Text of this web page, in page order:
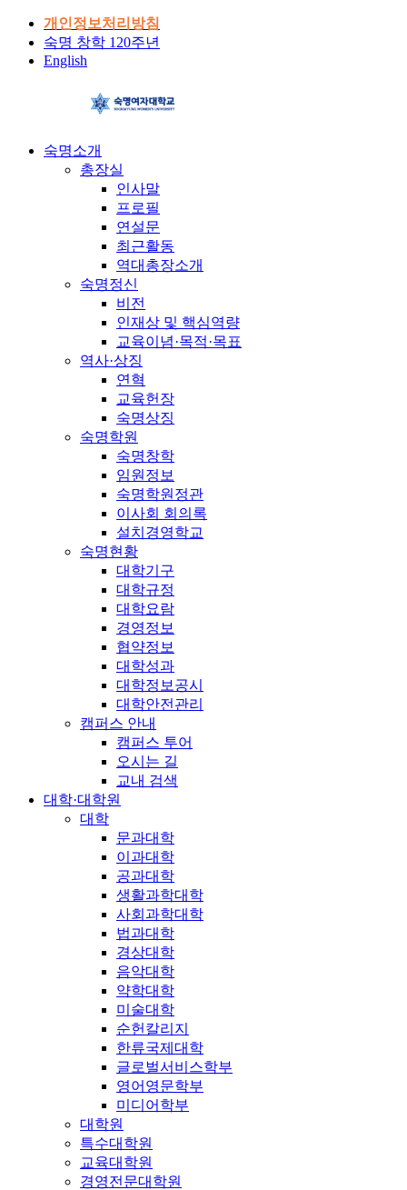
개인정보처리방침
숙명 창학 120주년
English
숙명소개
총장실
인사말
프로필
연설문
최근활동
역대총장소개
숙명정신
비전
인재상 및 핵심역량
교육이념·목적·목표
역사·상징
연혁
교육헌장
숙명상징
숙명학원
숙명창학
임원정보
숙명학원정관
이사회 회의록
설치경영학교
숙명현황
대학기구
대학규정
대학요람
경영정보
협약정보
대학성과
대학정보공시
대학안전관리
캠퍼스 안내
캠퍼스 투어
오시는 길
교내 검색
대학·대학원
대학
문과대학
이과대학
공과대학
생활과학대학
사회과학대학
법과대학
경상대학
음악대학
약학대학
미술대학
순헌칼리지
한류국제대학
글로벌서비스학부
영어영문학부
미디어학부
대학원
특수대학원
교육대학원
경영전문대학원